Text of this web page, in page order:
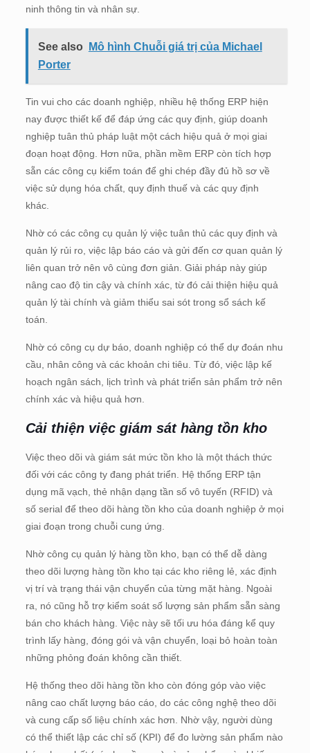
ninh thông tin và nhân sự.
See also
Mô hình Chuỗi giá trị của Michael
Porter
Tin vui cho các doanh nghiệp, nhiều hệ thống ERP hiện
nay được thiết kế để đáp ứng các quy định, giúp doanh
nghiệp tuân thủ pháp luật một cách hiệu quả ở mọi giai
đoạn hoạt động. Hơn nữa, phần mềm ERP còn tích hợp
sẵn các công cụ kiểm toán để ghi chép đầy đủ hồ sơ về
việc sử dụng hóa chất, quy định thuế và các quy định
khác.
Nhờ có các công cụ quản lý việc tuân thủ các quy định và
quản lý rủi ro, việc lập báo cáo và gửi đến cơ quan quản lý
liên quan trở nên vô cùng đơn giản. Giải pháp này giúp
nâng cao độ tin cậy và chính xác, từ đó cải thiện hiệu quả
quản lý tài chính và giảm thiểu sai sót trong sổ sách kế
toán.
Nhờ có công cụ dự báo, doanh nghiệp có thể dự đoán nhu
cầu, nhân công và các khoản chi tiêu. Từ đó, việc lập kế
hoạch ngân sách, lịch trình và phát triển sản phẩm trở nên
chính xác và hiệu quả hơn.
Cải thiện việc giám sát hàng tồn kho
Việc theo dõi và giám sát mức tồn kho là một thách thức
đối với các công ty đang phát triển. Hệ thống ERP tận
dụng mã vạch, thẻ nhận dạng tần số vô tuyến (RFID) và
số serial để theo dõi hàng tồn kho của doanh nghiệp ở mọi
giai đoạn trong chuỗi cung ứng.
Nhờ công cụ quản lý hàng tồn kho, bạn có thể dễ dàng
theo dõi lượng hàng tồn kho tại các kho riêng lẻ, xác định
vị trí và trạng thái vận chuyển của từng mặt hàng. Ngoài
ra, nó cũng hỗ trợ kiểm soát số lượng sản phẩm sẵn sàng
bán cho khách hàng. Việc này sẽ tối ưu hóa đáng kể quy
trình lấy hàng, đóng gói và vận chuyển, loại bỏ hoàn toàn
những phỏng đoán không cần thiết.
Hệ thống theo dõi hàng tồn kho còn đóng góp vào việc
nâng cao chất lượng báo cáo, do các công nghệ theo dõi
và cung cấp số liệu chính xác hơn. Nhờ vậy, người dùng
có thể thiết lập các chỉ số (KPI) để đo lường sản phẩm nào